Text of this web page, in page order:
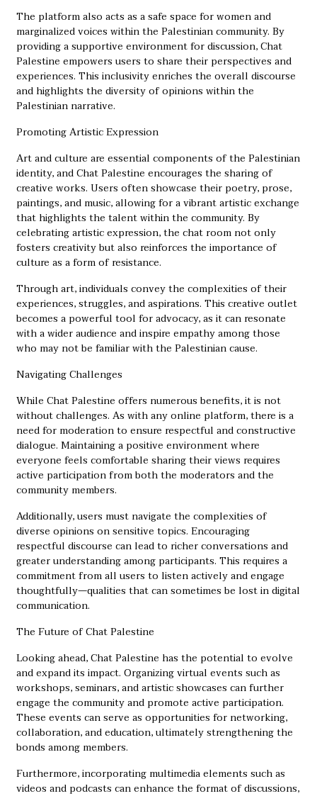
The platform also acts as a safe space for women and
marginalized voices within the Palestinian community. By
providing a supportive environment for discussion, Chat
Palestine empowers users to share their perspectives and
experiences. This inclusivity enriches the overall discourse
and highlights the diversity of opinions within the
Palestinian narrative.
Promoting Artistic Expression
Art and culture are essential components of the Palestinian
identity, and Chat Palestine encourages the sharing of
creative works. Users often showcase their poetry, prose,
paintings, and music, allowing for a vibrant artistic exchange
that highlights the talent within the community. By
celebrating artistic expression, the chat room not only
fosters creativity but also reinforces the importance of
culture as a form of resistance.
Through art, individuals convey the complexities of their
experiences, struggles, and aspirations. This creative outlet
becomes a powerful tool for advocacy, as it can resonate
with a wider audience and inspire empathy among those
who may not be familiar with the Palestinian cause.
Navigating Challenges
While Chat Palestine offers numerous benefits, it is not
without challenges. As with any online platform, there is a
need for moderation to ensure respectful and constructive
dialogue. Maintaining a positive environment where
everyone feels comfortable sharing their views requires
active participation from both the moderators and the
community members.
Additionally, users must navigate the complexities of
diverse opinions on sensitive topics. Encouraging
respectful discourse can lead to richer conversations and
greater understanding among participants. This requires a
commitment from all users to listen actively and engage
thoughtfully—qualities that can sometimes be lost in digital
communication.
The Future of Chat Palestine
Looking ahead, Chat Palestine has the potential to evolve
and expand its impact. Organizing virtual events such as
workshops, seminars, and artistic showcases can further
engage the community and promote active participation.
These events can serve as opportunities for networking,
collaboration, and education, ultimately strengthening the
bonds among members.
Furthermore, incorporating multimedia elements such as
videos and podcasts can enhance the format of discussions,